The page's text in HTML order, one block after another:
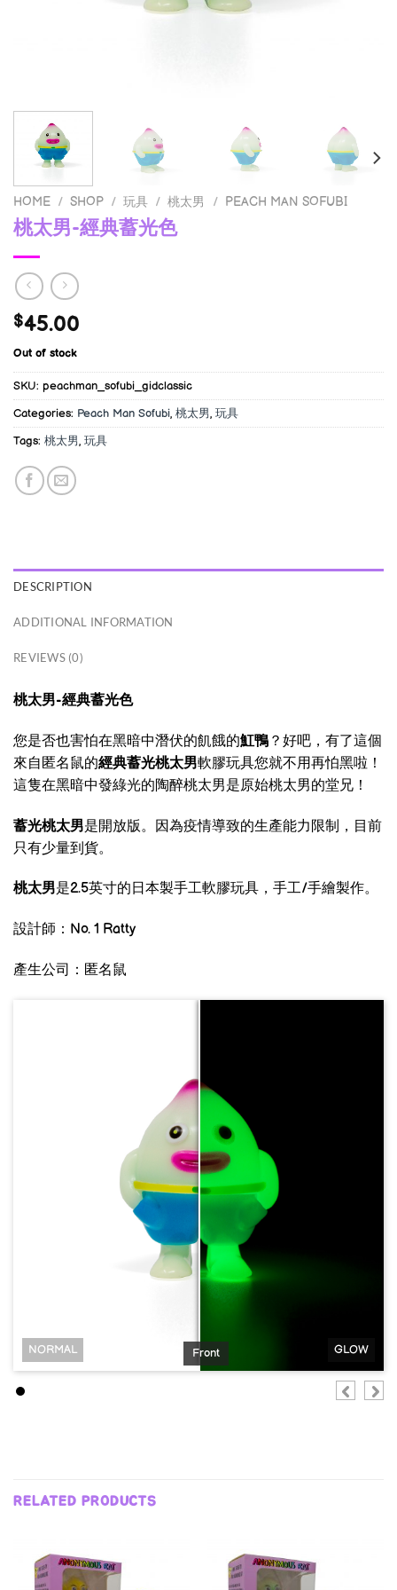
HOME / SHOP / 玩具 / 桃太男 / PEACH MAN SOFUBI
桃太男-經典蓄光色
$45.00
Out of stock
SKU: peachman_sofubi_gidclassic
Categories: Peach Man Sofubi, 桃太男, 玩具
Tags: 桃太男, 玩具
DESCRIPTION
ADDITIONAL INFORMATION
REVIEWS (0)
桃太男-經典蓄光色
您是否也害怕在黑暗中潛伏的飢餓的魟鴨 ？好吧，有了這個
來自匿名鼠的經典蓄光桃太男軟膠玩具您就不用再怕黑啦！
這隻在黑暗中發綠光的陶醉桃太男是原始桃太男的堂兄！
蓄光桃太男是開放版。因為疫情導致的生產能力限制，目前
只有少量到貨。
桃太男是2.5英寸的日本製手工軟膠玩具，手工/手繪製作。
設計師： No. 1 Ratty
產生公司：匿名鼠
NORMAL Front GLOW
RELATED PRODUCTS